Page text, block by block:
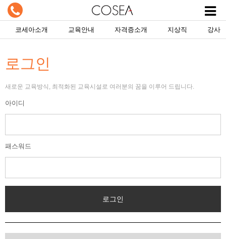
코세아소개 교육안내 자격증소개 지상직 강사
로그인
새로운 교육방식, 최적화된 교육시설로 여러분의 꿈을 이루어 드립니다.
아이디
패스워드